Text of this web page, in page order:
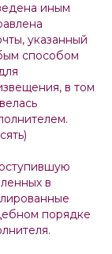
иным
указанный
способом
в том
в
порядке